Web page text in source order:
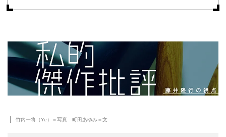
竹内一将（Ye）＝写真 町田あゆみ＝文